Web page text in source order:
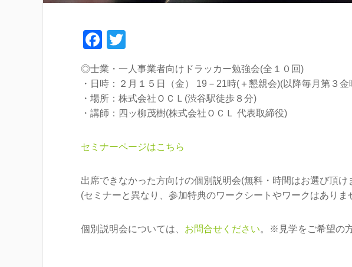
F
c
e
b
o
k
tt
er
◎士業・一人事業者向けドラッカー勉強会(全１０回)
・日時：２月１５日（金） 19－21時(＋懇親会)(以降毎月第３
・場所：株式会社ＯＣＬ(渋谷駅徒歩８分)
・講師：四ッ柳茂樹(株式会社ＯＣＬ 代表取締役)
セミナーページはこちら
出席できなかった方向けの個別説明会(無料・時間はお選び頂け
(セミナーと異なり、参加特典のワークシートやワークはあり
個別説明会については、 お問合せください。※見学をご希望の